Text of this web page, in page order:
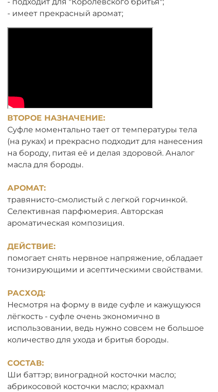
- имеет прекрасный аромат;
ВТОРОЕ НАЗНАЧЕНИЕ:
Суфле моментально тает от температуры тела
(на руках) и прекрасно подходит для нанесения
на бороду, питая её и делая здоровой. Аналог
масла для бороды.
АРОМАТ:
травянисто-смолистый с легкой горчинкой.
Селективная парфюмерия. Авторская
ароматическая композиция.
ДЕЙСТВИЕ:
помогает снять нервное напряжение, обладает
тонизирующими и асептическими свойствами.
РАСХОД:
Несмотря на форму в виде суфле и кажущуюся
лёгкость - суфле очень экономично в
использовании, ведь нужно совсем не большое
количество для ухода и бритья бороды.
СОСТАВ:
Ши баттэр; виноградной косточки масло;
абрикосовой косточки масло; крахмал